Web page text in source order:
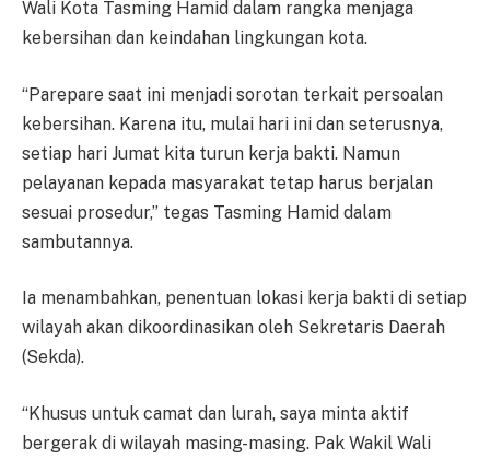
Wali Kota Tasming Hamid dalam rangka menjaga
kebersihan dan keindahan lingkungan kota.
“Parepare saat ini menjadi sorotan terkait persoalan
kebersihan. Karena itu, mulai hari ini dan seterusnya,
setiap hari Jumat kita turun kerja bakti. Namun
pelayanan kepada masyarakat tetap harus berjalan
sesuai prosedur,” tegas Tasming Hamid dalam
sambutannya.
Ia menambahkan, penentuan lokasi kerja bakti di setiap
wilayah akan dikoordinasikan oleh Sekretaris Daerah
(Sekda).
“Khusus untuk camat dan lurah, saya minta aktif
bergerak di wilayah masing-masing. Pak Wakil Wali